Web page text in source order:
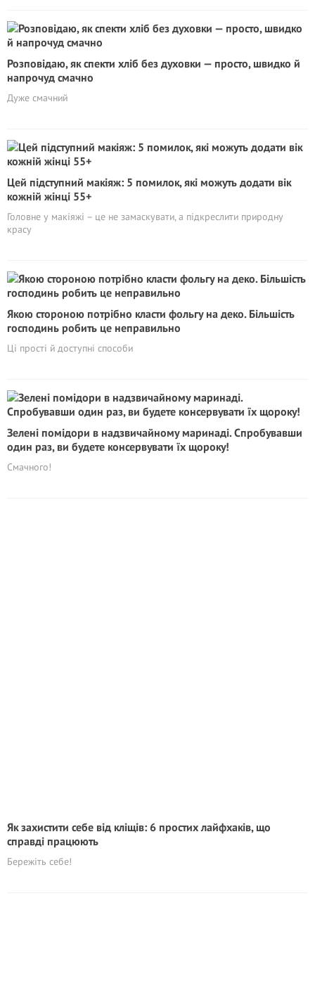
Розповідаю, як спекти хліб без духовки — просто, швидко й
напрочуд смачно
Дуже смачний
Цей підступний макіяж: 5 помилок, які можуть додати вік
кожній жінці 55+
Головне у макіяжі – це не замаскувати, а підкреслити природну
красу
Якою стороною потрібно класти фольгу на деко. Більшість
господинь робить це неправильно
Ці прості й доступні способи
Зелені помідори в надзвичайному маринаді. Спробувавши
один раз, ви будете консервувати їх щороку!
Смачного!
Як захистити себе від кліщів: 6 простих лайфхаків, що
справді працюють
Бережіть себе!